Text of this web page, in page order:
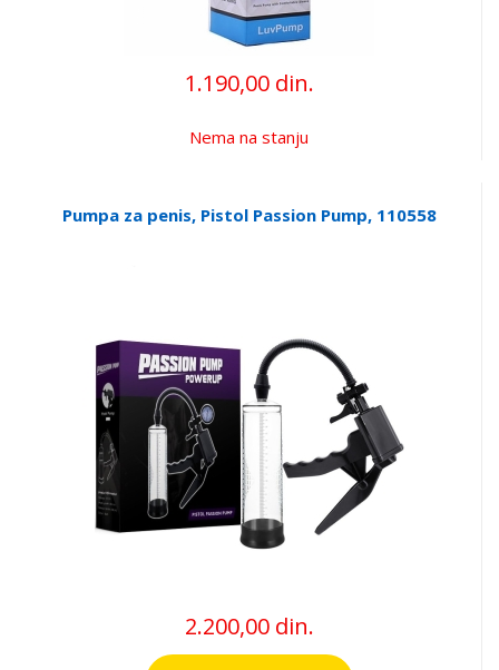
1.190,00 din.
Nema na stanju
Pumpa za penis, Pistol Passion Pump, 110558
2.200,00 din.